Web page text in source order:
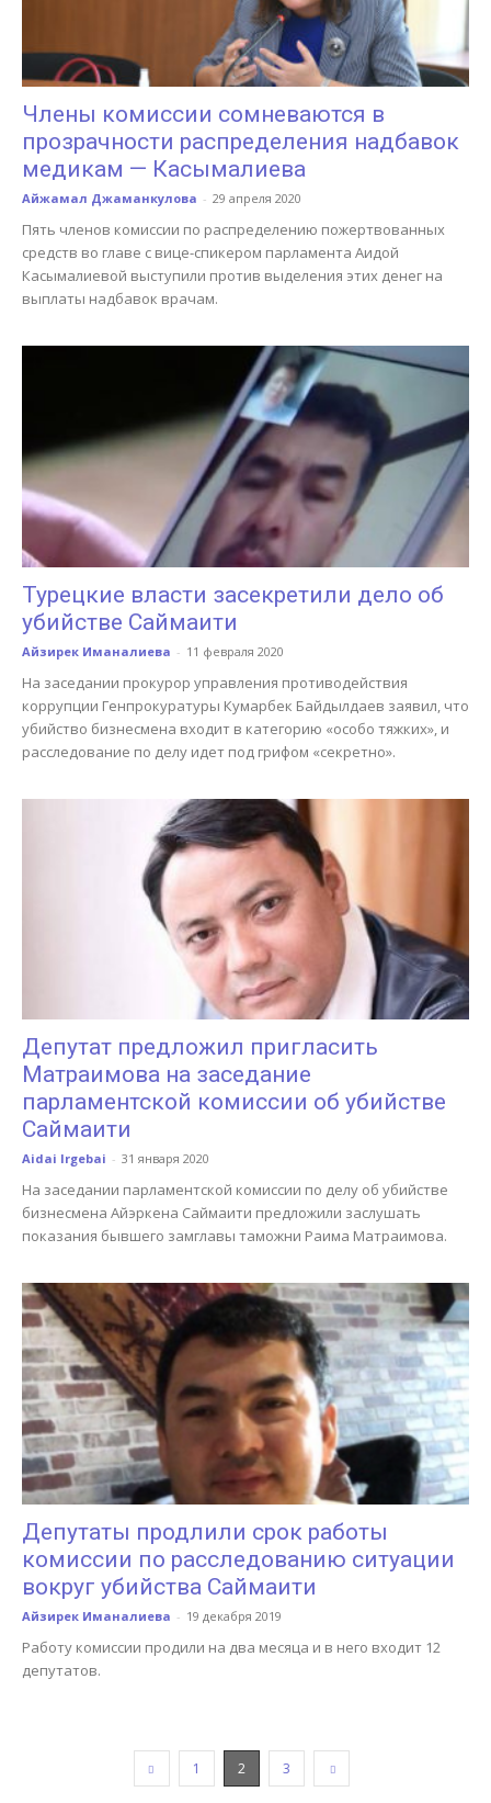
Члены комиссии сомневаются в
прозрачности распределения надбавок
медикам — Касымалиева
Айжамал Джаманкулова - 29 апреля 2020
Пять членов комиссии по распределению пожертвованных
средств во главе с вице-спикером парламента Аидой
Касымалиевой выступили против выделения этих денег на
выплаты надбавок врачам.
Турецкие власти засекретили дело об
убийстве Саймаити
Айзирек Иманалиева - 11 февраля 2020
На заседании прокурор управления противодействия
коррупции Генпрокуратуры Кумарбек Байдылдаев заявил, что
убийство бизнесмена входит в категорию «особо тяжких», и
расследование по делу идет под грифом «секретно».
Депутат предложил пригласить
Матраимова на заседание
парламентской комиссии об убийстве
Саймаити
Aidai Irgebai - 31 января 2020
На заседании парламентской комиссии по делу об убийстве
бизнесмена Айэркена Саймаити предложили заслушать
показания бывшего замглавы таможни Раима Матраимова.
Депутаты продлили срок работы
комиссии по расследованию ситуации
вокруг убийства Саймаити
Айзирек Иманалиева - 19 декабря 2019
Работу комиссии продили на два месяца и в него входит 12
депутатов.
1 2 3